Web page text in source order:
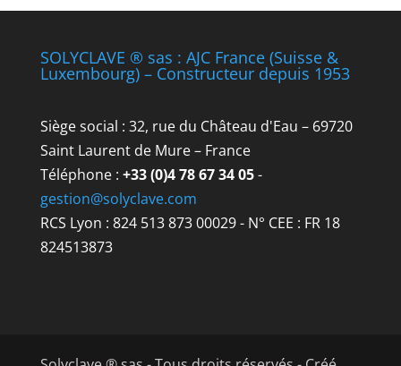
SOLYCLAVE ® sas : AJC France (Suisse &
Luxembourg) – Constructeur depuis 1953
Siège social : 32, rue du Château d'Eau – 69720
Saint Laurent de Mure – France
Téléphone : +33 (0)4 78 67 34 05-
gestion@solyclave.com
RCS Lyon : 824 513 873 00029 - N° CEE : FR 18
824513873